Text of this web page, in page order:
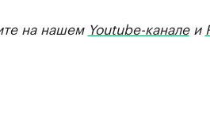
на нашем Youtube-каналеи